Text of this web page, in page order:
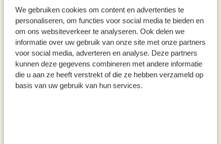
We gebruiken cookies om content en advertenties te
personaliseren, om functies voor social media te bieden en
om ons websiteverkeer te analyseren. Ook delen we
informatie over uw gebruik van onze site met onze partners
voor social media, adverteren en analyse. Deze partners
kunnen deze gegevens combineren met andere informatie
die u aan ze heeft verstrekt of die ze hebben verzameld op
basis van uw gebruik van hun services.
Schale Reactive Glasur,
Dipschälchen, reactive Glasur,